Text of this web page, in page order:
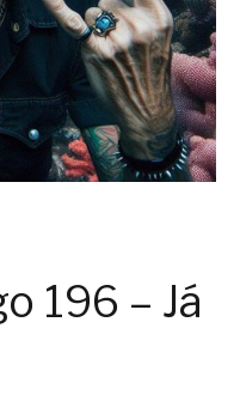
196 – Já